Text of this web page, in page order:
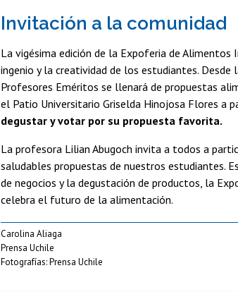
Invitación a la comunidad
La vigésima edición de la Expoferia de
ingenio y la creatividad de los estudiantes.
Profesores Eméritos se llenará de propuestas
el Patio Universitario Griselda Hinojosa Flores a
degustar y votar por su propuesta favorita.
La profesora Lilian Abugoch invita a todos a
saludables propuestas de nuestros estudiantes.
de negocios y la degustación de productos, la
celebra el futuro de la alimentación.
Carolina Aliaga
Prensa Uchile
Fotografías: Prensa Uchile